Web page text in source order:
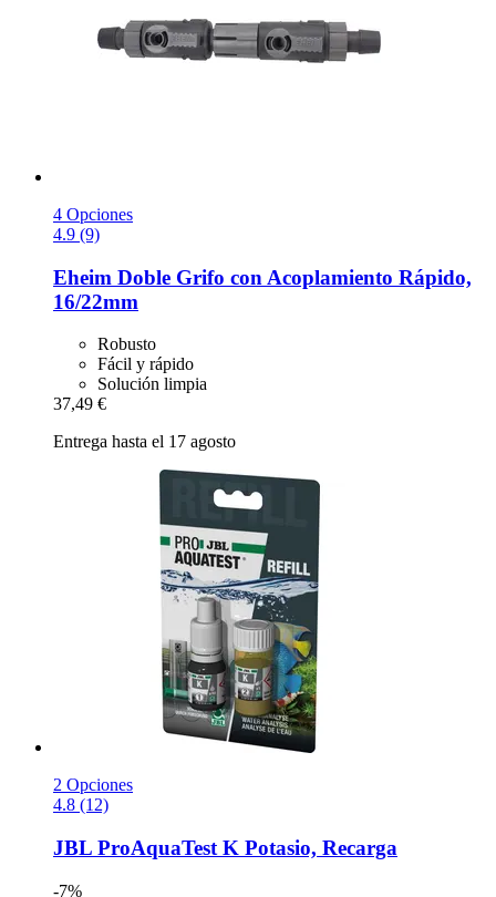
4 Opciones
4.9 (9)
Eheim Doble Grifo con Acoplamiento Rápido,
16/22mm
Robusto
Fácil y rápido
Solución limpia
37,49 €
Entrega hasta el 17 agosto
2 Opciones
4.8 (12)
JBL ProAquaTest K Potasio, Recarga
-7%